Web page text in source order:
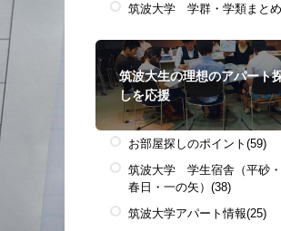
筑波大学 学群・学類まとめ
筑波大生の理想のアパート
しを応援
お部屋探しのポイント (59)
筑波大学 学生宿舎（平砂・
春日・一の矢） (38)
筑波大学アパート情報(25)